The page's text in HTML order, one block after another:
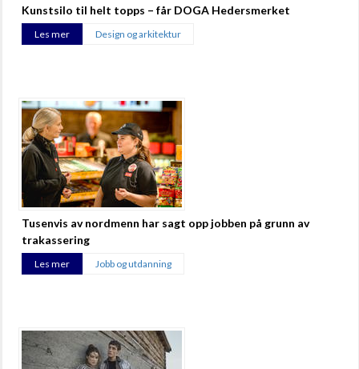
Kunstsilo til helt topps – får DOGA Hedersmerket
Les mer Design og arkitektur
Tusenvis av nordmenn har sagt opp jobben på grunn av
trakassering
Les mer Jobb og utdanning